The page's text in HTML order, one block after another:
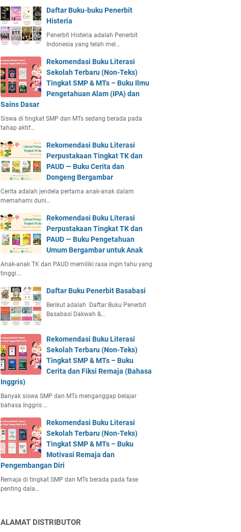
Daftar Buku-buku Penerbit
Histeria
Penerbit Histeria adalah Penerbit
Indonesia yang telah mel…
Rekomendasi Buku Literasi
Sekolah Terbaru (Non-Teks)
Tingkat SMP & MTs – Buku Ilmu
Pengetahuan Alam (IPA) dan
Sains Dasar
Siswa di tingkat SMP dan MTs sedang berada pada
tahap aktif…
Rekomendasi Buku Literasi
Perpustakaan Tingkat TK dan
PAUD — Buku Cerita dan
Dongeng Bergambar
Cerita adalah jendela pertama anak-anak dalam
memahami duni…
Rekomendasi Buku Literasi
Perpustakaan Tingkat TK dan
PAUD — Buku Pengetahuan
Umum Bergambar untuk Anak
Anak-anak TK dan PAUD memiliki rasa ingin tahu yang
tinggi.…
Daftar Buku Penerbit Basabasi
Berikut adalah Daftar Buku Penerbit
Basabasi Dakwah &…
Rekomendasi Buku Literasi
Sekolah Terbaru (Non-Teks)
Tingkat SMP & MTs – Buku
Cerita dan Fiksi Remaja (Bahasa
Inggris)
Banyak siswa SMP dan MTs menganggap belajar
bahasa Inggris …
Rekomendasi Buku Literasi
Sekolah Terbaru (Non-Teks)
Tingkat SMP & MTs – Buku
Motivasi Remaja dan
Pengembangan Diri
Remaja di tingkat SMP dan MTs berada pada fase
penting dala…
ALAMAT DISTRIBUTOR